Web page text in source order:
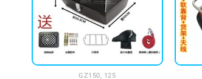
GZ150, 125